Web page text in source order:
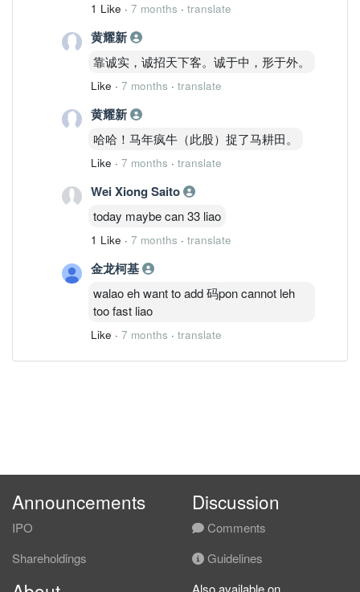
1 Like · 7 months · translate
黄耀新
靠诚实，诚招天下客。诚于中，形于外。
Like · 7 months · translate
黄耀新
哈哈！马年疯牛（此股）捉了马耕田。
Like · 7 months · translate
Wei Xiong Saito
today maybe can 33 liao
1 Like · 7 months · translate
金龙柯基
walao eh want to add 码pon cannot leh
too fast liao
Like · 7 months · translate
Announcements
IPO
Shareholdings
Discussion
Comments
Guidelines
Also available on